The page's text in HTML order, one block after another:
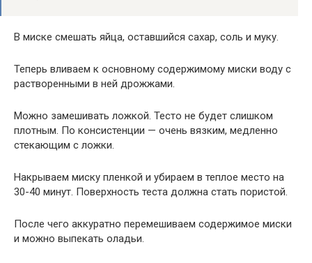
В миске смешать яйца, оставшийся сахар, соль и муку.
Теперь вливаем к основному содержимому миски воду с
растворенными в ней дрожжами.
Можно замешивать ложкой. Тесто не будет слишком
плотным. По консистенции — очень вязким, медленно
стекающим с ложки.
Накрываем миску пленкой и убираем в теплое место на
30-40 минут. Поверхность теста должна стать пористой.
После чего аккуратно перемешиваем содержимое миски
и можно выпекать оладьи.